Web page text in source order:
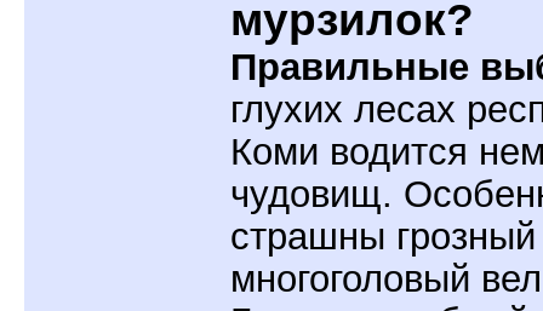
мурзилок?
Правильные
глухих лесах
Коми водится
чудовищ.
страшны грозный
многоголовый